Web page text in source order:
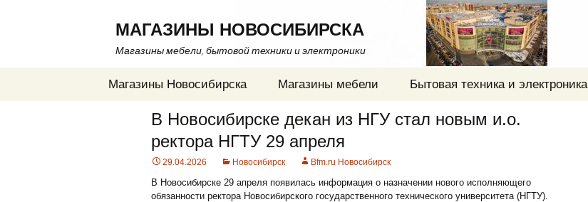
МАГАЗИНЫ НОВОСИБИРСКА
Магазины мебели, бытовой техники и электроники
содержимому
Магазины Новосибирска Магазины мебели Бытовая техника и электроника
В Новосибирске декан из НГУ стал новым и.о.
ректора НГТУ 29 апреля
29.04.2026 Новосибирск Bfm.ru Новосибирск
В Новосибирске 29 апреля появилась информация о назначении нового исполняющего
обязанности ректора Новосибирского государственного технического университета (НГТУ).